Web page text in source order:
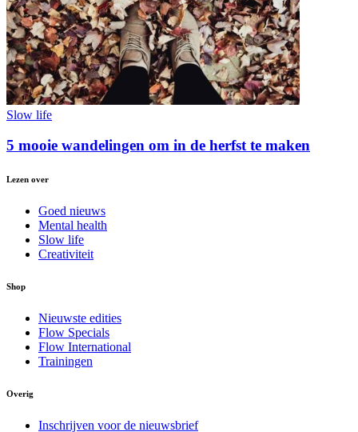
Slow life
5 mooie wandelingen om in de herfst te maken
Lezen over
Goed nieuws
Mental health
Slow life
Creativiteit
Shop
Nieuwste edities
Flow Specials
Flow International
Trainingen
Overig
Inschrijven voor de nieuwsbrief